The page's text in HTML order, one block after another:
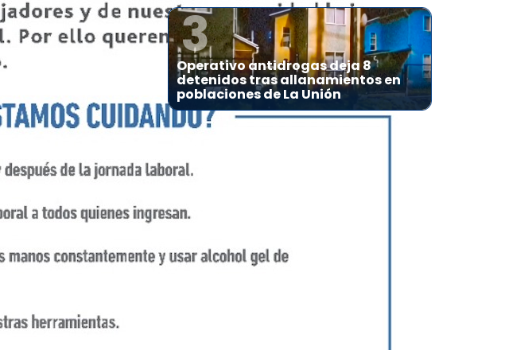
3
Operativo antidrogas deja 8
detenidos tras allanamientos en
poblaciones de La Unión